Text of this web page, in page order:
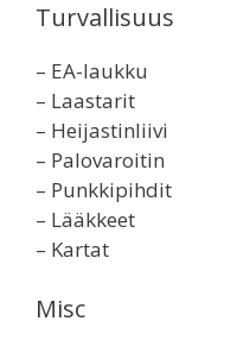
Turvallisuus
– EA-laukku
– Laastarit
– Heijastinliivi
– Palovaroitin
– Punkkipihdit
– Lääkkeet
– Kartat
Misc